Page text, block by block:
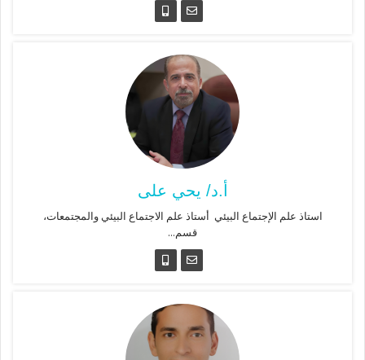
أ.د/ يحي على
استاذ علم الإجتماع البيئي أستاذ علم الاجتماع البيئي والمجتمعات،
قسم...